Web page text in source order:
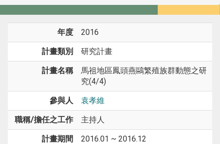
年度 2016
計畫類別 研究計畫
計畫名稱
馬祖地區鳳頭燕鷗繁殖族群動態之研
究(4/4)
參與人 袁孝維
職稱/擔任之工作 主持人
計畫期間 2016.01 ~ 2016.12